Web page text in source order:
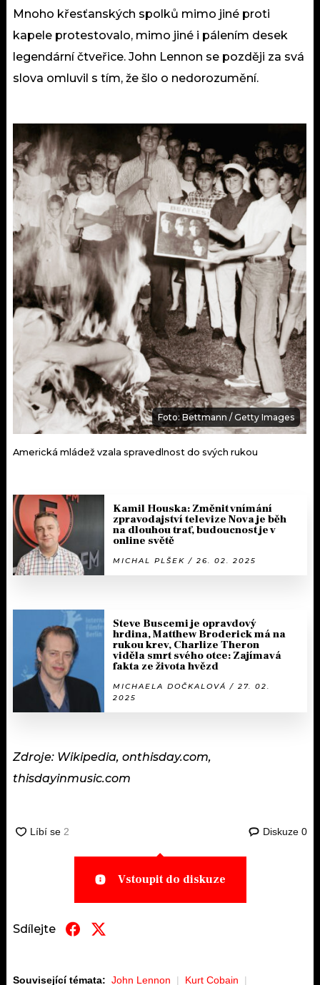
Mnoho křesťanských spolků mimo jiné proti
kapele protestovalo, mimo jiné i pálením desek
legendární čtveřice. John Lennon se později za svá
slova omluvil s tím, že šlo o nedorozumění.
Foto: Bettmann / Getty Images
Americká mládež vzala spravedlnost do svých rukou
Kamil Houska: Změnit vnímání
zpravodajství televize Nova je běh
na dlouhou trať, budoucnost je v
online světě
MICHAL PLŠEK / 26. 02. 2025
Steve Buscemi je opravdový
hrdina, Matthew Broderick má na
rukou krev, Charlize Theron
viděla smrt svého otce: Zajímavá
fakta ze života hvězd
MICHAELA DOČKALOVÁ / 27. 02.
2025
Zdroje: Wikipedia, onthisday.com,
thisdayinmusic.com
Diskuze 0
Vstoupit do diskuze
Sdílejte
Související témata: John Lennon Kurt Cobain